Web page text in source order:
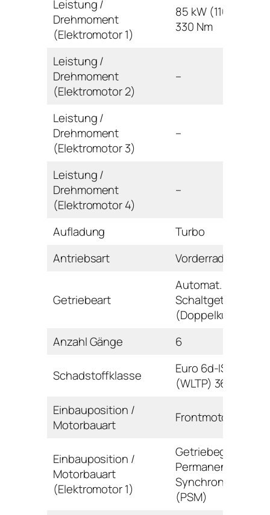
Leistung /
Drehmoment
(Elektromotor 1)
85 kW (116 PS) /
330 Nm
Leistung /
Drehmoment
(Elektromotor 2)
–
Leistung /
Drehmoment
(Elektromotor 3)
–
Leistung /
Drehmoment
(Elektromotor 4)
–
Aufladung
Turbo
Antriebsart
Vorderrad
Getriebeart
Automat.
Schaltgetriebe
(Doppelkupplung)
Anzahl Gänge
6
Schadstoffklasse
Euro 6d-ISC-FCM
(WLTP) 36AP-AR
Einbauposition /
Motorbauart
Frontmotor / Reihe
Einbauposition /
Motorbauart
(Elektromotor 1)
Getriebegehäuse
(PSM)